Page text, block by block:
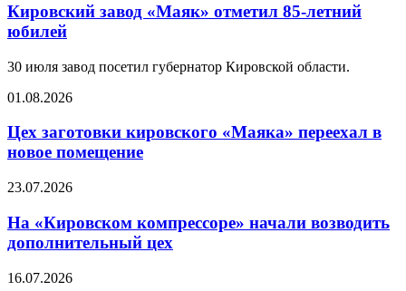
Кировский завод «Маяк» отметил 85-летний
юбилей
30 июля завод посетил губернатор Кировской области.
01.08.2026
Цех заготовки кировского «Маяка» переехал в
новое помещение
23.07.2026
На «Кировском компрессоре» начали возводить
дополнительный цех
16.07.2026